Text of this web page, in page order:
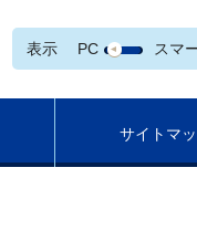
表示 PC スマ
サイトマ